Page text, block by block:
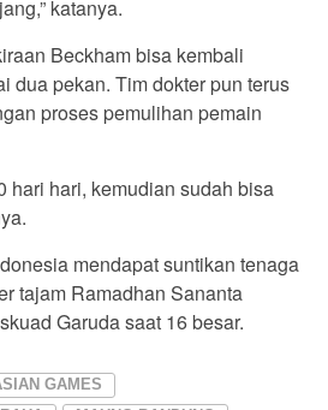
katanya.
Beckham bisa kembali
dua pekan. Tim dokter pun terus
proses pemulihan pemain
hari hari, kemudian sudah bisa
mendapat suntikan tenaga
tajam Ramadhan Sananta
Garuda saat 16 besar.
GAMES